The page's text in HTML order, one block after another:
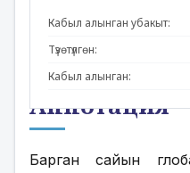
Аннотация
Барган сайын
Кабыл алынган убакыт:
Түзөтүлгөн:
Кабыл алынган: